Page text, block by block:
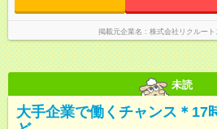
掲載元企業名 株式会社リクルー
未読
大手企業で働くチャンス＊17